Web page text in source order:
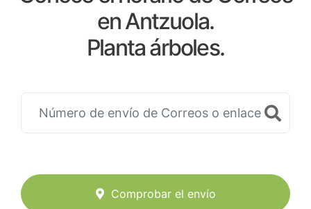
en Antzuola.
Planta árboles.
Comprobar el envío